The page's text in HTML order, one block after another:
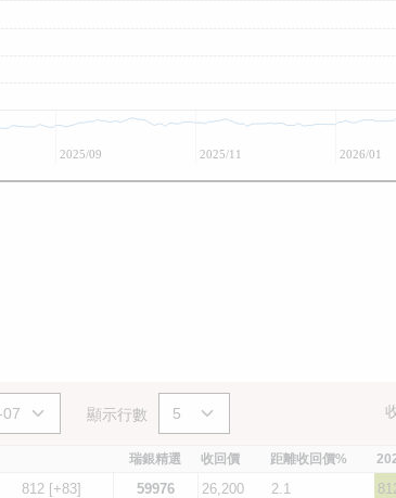
2025/09 2025/11 2026/01
顯示行數
瑞銀精選 收回價 距離收回價%
812 [+83] 59976 26,200 2.1